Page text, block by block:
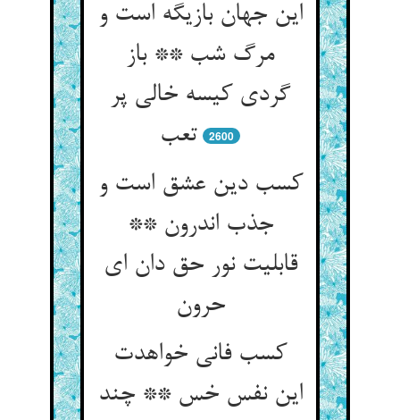
این جهان بازی‏گه است و
مرگ شب ** باز
گردی کیسه خالی پر
تعب‏
2600
کسب دین عشق است و
جذب اندرون **
قابلیت نور حق دان ای
حرون‏
کسب فانی خواهدت
این نفس خس ** چند